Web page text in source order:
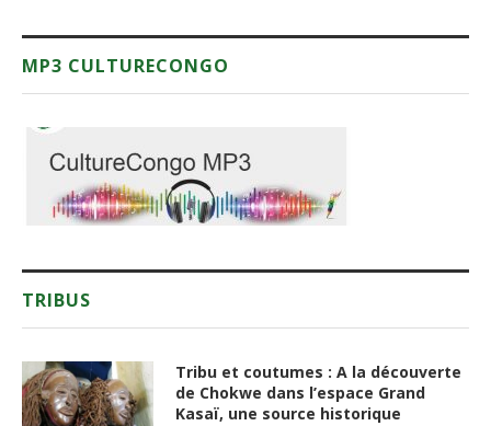
MP3 CULTURECONGO
TRIBUS
Tribu et coutumes : A la découverte
de Chokwe dans l’espace Grand
Kasaï, une source historique